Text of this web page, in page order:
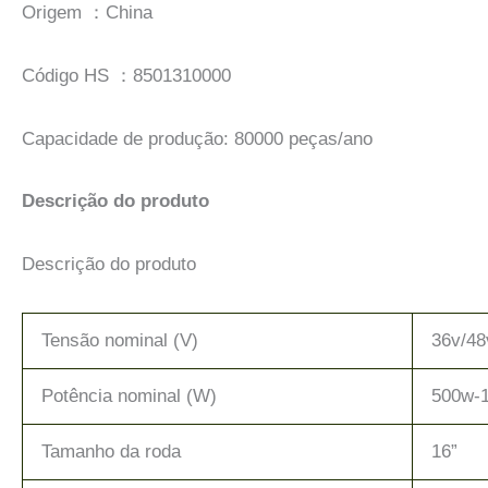
Origem ：China
Código HS ：8501310000
Capacidade de produção: 80000 peças/ano
Descrição do produto
Descrição do produto
Tensão nominal (V) 36v/
Potência nominal (W) 500w-
Tamanho da roda 16”